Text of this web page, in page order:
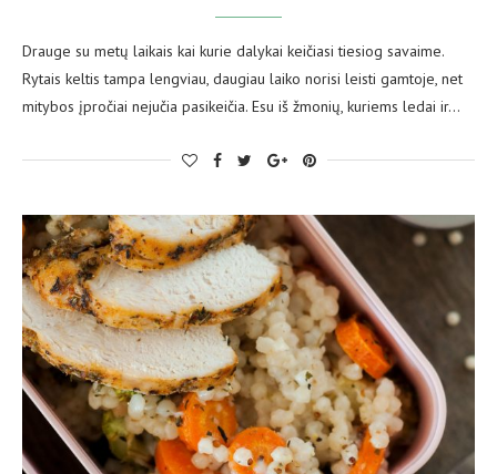
Drauge su metų laikais kai kurie dalykai keičiasi tiesiog savaime.
Rytais keltis tampa lengviau, daugiau laiko norisi leisti gamtoje, net
mitybos įpročiai nejučia pasikeičia. Esu iš žmonių, kuriems ledai ir…